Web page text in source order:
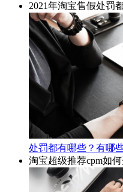
2021年淘宝售假处罚
处罚都有哪些？有哪
淘宝超级推荐cpm如